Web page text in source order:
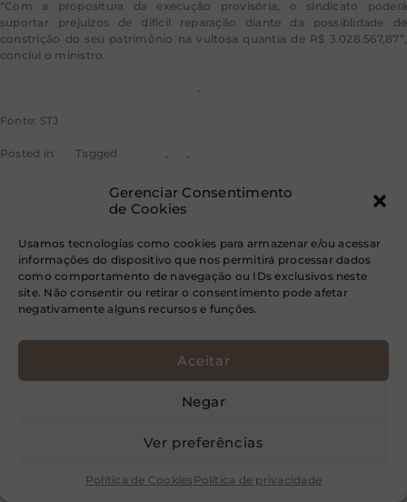
Gerenciar Consentimento
de Cookies
Usamos tecnologias como cookies para armazenar e/ou acessar
informações do dispositivo que nos permitirá processar dados
como comportamento de navegação ou IDs exclusivos neste
site. Não consentir ou retirar o consentimento pode afetar
negativamente alguns recursos e funções.
Aceitar
Negar
Ver preferências
Política de CookiesPolítica de privacidade
“Com a propositura da execução provisória, o sindicato poderá
suportar prejuízos de difícil reparação diante da possiblidade de
constrição do seu patrimônio na vultosa quantia de R$ 3.028.567,87”,
conclui o ministro.
.
Fonte: STJ
Posted in STJTagged , ,
Limite de
desconto de
crédito
consignado se